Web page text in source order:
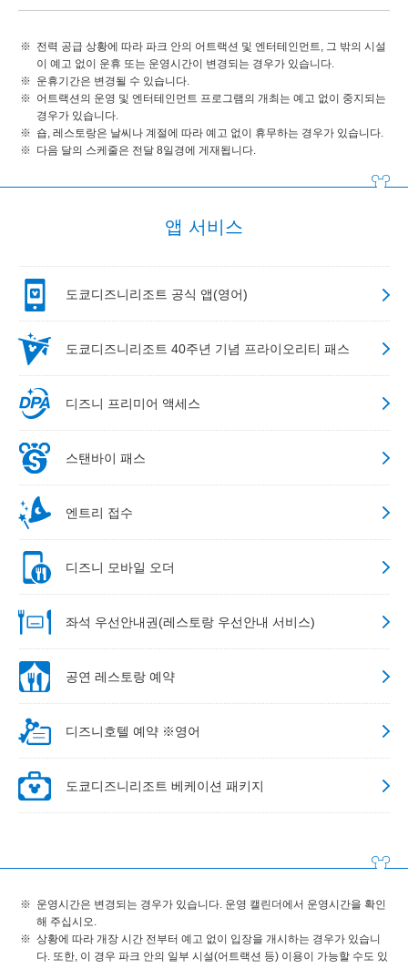
전력 공급 상황에 따라 파크 안의 어트랙션 및 엔터테인먼트, 그 밖의 시설
이 예고 없이 운휴 또는 운영시간이 변경되는 경우가 있습니다.
운휴기간은 변경될 수 있습니다.
어트랙션의 운영 및 엔터테인먼트 프로그램의 개최는 예고 없이 중지되는
경우가 있습니다.
숍, 레스토랑은 날씨나 계절에 따라 예고 없이 휴무하는 경우가 있습니다.
다음 달의 스케줄은 전달 8일경에 게재됩니다.
앱 서비스
도쿄디즈니리조트 공식 앱(영어)
도쿄디즈니리조트 40주년 기념 프라이오리티 패스
디즈니 프리미어 액세스
스탠바이 패스
엔트리 접수
디즈니 모바일 오더
좌석 우선안내권(레스토랑 우선안내 서비스)
공연 레스토랑 예약
디즈니호텔 예약 ※영어
도쿄디즈니리조트 베케이션 패키지
운영시간은 변경되는 경우가 있습니다. 운영 캘린더에서 운영시간을 확인
해 주십시오.
상황에 따라 개장 시간 전부터 예고 없이 입장을 개시하는 경우가 있습니
다. 또한, 이 경우 파크 안의 일부 시설(어트랙션 등) 이용이 가능할 수도 있